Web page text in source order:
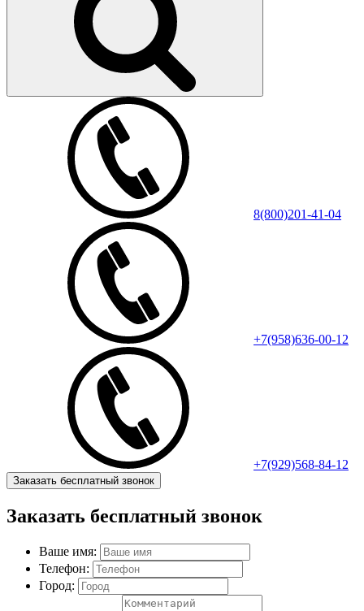
8(800)201-41-04
+7(958)636-00-12
+7(929)568-84-12
Заказать бесплатный звонок
Заказать бесплатный звонок
Ваше имя:
Телефон:
Город: